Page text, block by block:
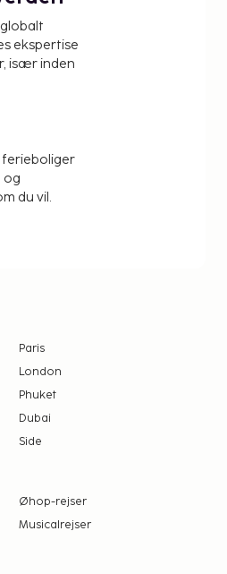
ekspertise
især inden
ferieboliger
og
du vil.
Paris
London
Phuket
Dubai
Side
Øhop-rejser
Musicalrejser